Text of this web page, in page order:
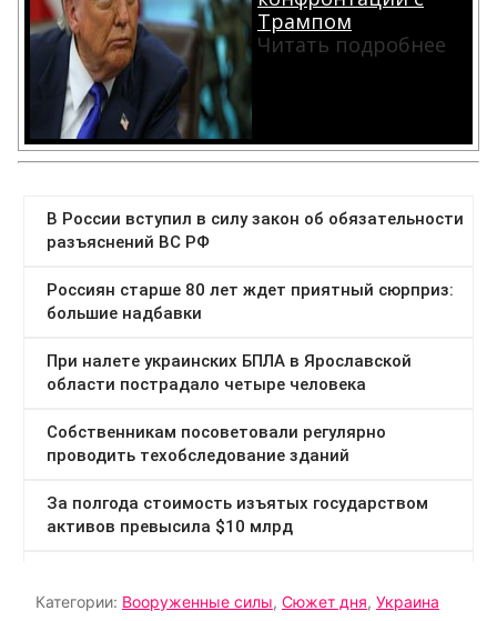
Трампом
Читать подробнее
Категории: Вооруженные силы, Сюжет дня, Украина